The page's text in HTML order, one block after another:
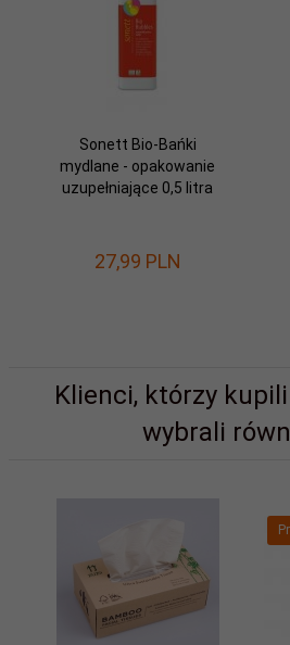
Sonett Bio-Bańki
mydlane - opakowanie
uzupełniające 0,5 litra
27,99 PLN
Klienci, którzy
wybrali